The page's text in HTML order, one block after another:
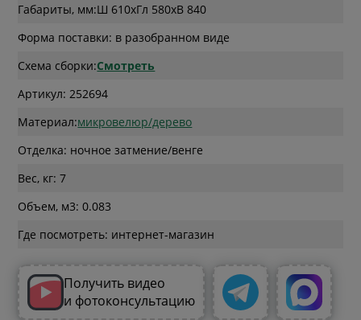
Габариты, мм:Ш 610xГл 580xВ 840
Форма поставки: в разобранном виде
Схема сборки:Смотреть
Артикул: 252694
Материал:микровелюр/дерево
Отделка: ночное затмение/венге
Вес, кг: 7
Объем, м3: 0.083
Где посмотреть: интернет-магазин
Получить видео
и фотоконсультацию